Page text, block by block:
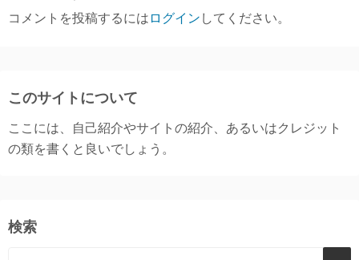
コメントを投稿するには ログイン してください。
このサイトについて
ここには、自己紹介やサイトの紹介、あるいはクレジット
の類を書くと良いでしょう。
検索